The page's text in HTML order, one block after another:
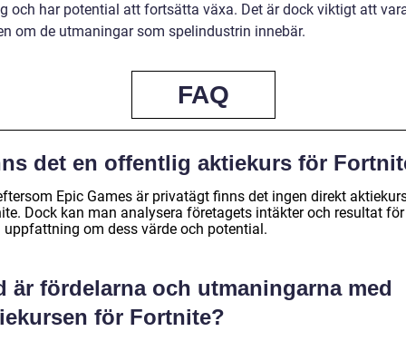
och har potential att fortsätta växa. Det är dock viktigt att
om de utmaningar som spelindustrin innebär.
FAQ
det en offentlig aktiekurs för
Epic Games är privatägt finns det ingen direkt
Dock kan man analysera företagets intäkter och resultat
uppfattning om dess värde och potential.
är fördelarna och utmaningarna med
för Fortnite?